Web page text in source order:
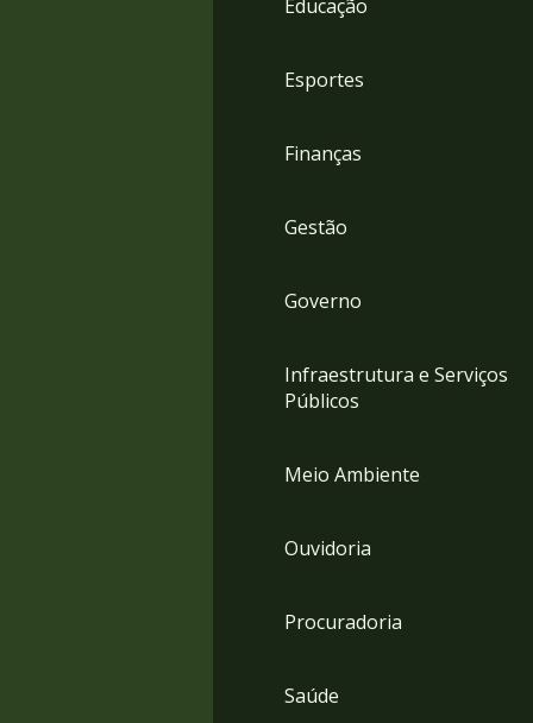
Educação
Esportes
Finanças
Gestão
Governo
Infraestrutura e Serviços
Públicos
Meio Ambiente
Ouvidoria
Procuradoria
Saúde